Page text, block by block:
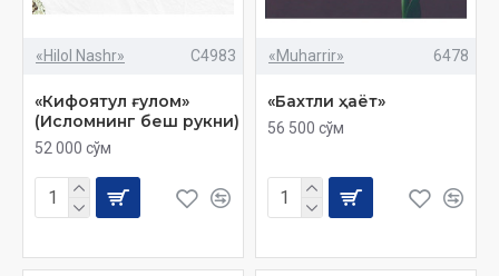
«Hilol Nashr» C4983
«Кифоятул ғулом»
(Исломнинг беш рукни)
52 000 сўм
«Muharrir» 6478
«Бахтли ҳаёт»
56 500 сўм